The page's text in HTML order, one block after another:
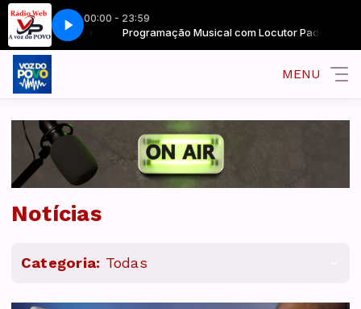
00:00 - 23:59
Padrão Programação Musical com Locutor Padrão
EC015
MENU
Notícias
Categoria: Todas